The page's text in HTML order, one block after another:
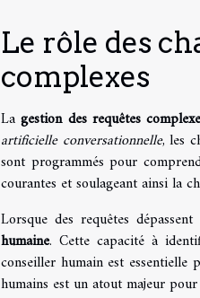
Le rôle des
complexes
Lagestion des requêtes
artificielle conversationnelle, les
sont programmés pour
courantes et soulageant ainsi la
Lorsque des requêtes
humaine. Cette capacité à
conseiller humain est
humains est un atout majeur